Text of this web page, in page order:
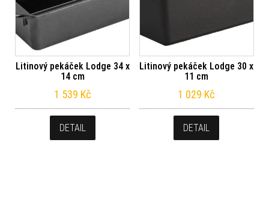
Litinový pekáček Lodge 34 x
14 cm
1 539 Kč
DETAIL
Litinový pekáček Lodge 30 x
11 cm
1 029 Kč
DETAIL